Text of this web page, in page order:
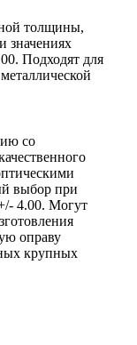
толщины,
значениях
Подходят для
со
выбор при
4.00. Могут
оправу
крупных